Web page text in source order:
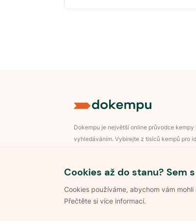
Cookies až do stanu? Sem
Cookies používáme, abychom vám
Přečtěte si více informací.
Dokempu je největší online průvodce kempy
vyhledáváním. Vybírejte z tisíců kempů pro